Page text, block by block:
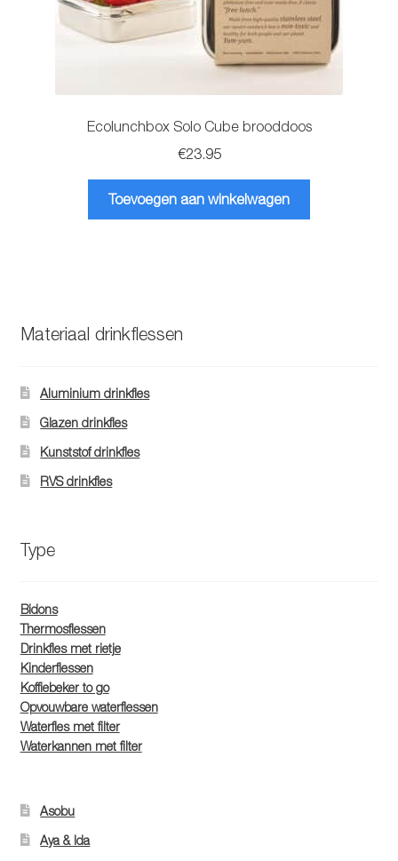
Ecolunchbox Solo Cube brooddoos
€23.95
Toevoegen aan winkelwagen
Materiaal drinkflessen
Aluminium drinkfles
Glazen drinkfles
Kunststof drinkfles
RVS drinkfles
Type
Bidons
Thermosflessen
Drinkfles met rietje
Kinderflessen
Koffiebeker to go
Opvouwbare waterflessen
Waterfles met filter
Waterkannen met filter
Asobu
Aya & Ida